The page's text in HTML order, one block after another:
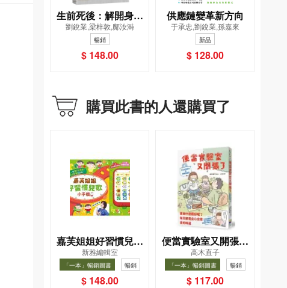
生前死後：解開身後
事的迷思
劉銳業,梁梓敦,鄺汝溡
暢銷
$ 148.00
供應鏈變革新方向
于承忠,劉銳業,孫嘉來
新品
$ 128.00
購買此書的人還購買了
嘉芙姐姐好習慣兒歌
小手機
新雅編輯室
「一本」暢銷圖書 暢銷
$ 148.00
便當實驗室又開張了
——日日和特別日的
菜單挑戰記
高木直子
「一本」暢銷圖書 暢銷
$ 117.00